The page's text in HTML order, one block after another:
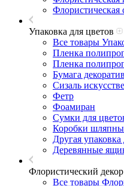
Флористическая
Упаковка для цветов
Все товары
Пленка
Пленка
Бумага
Сизаль
Фетр
Фоамиран
Сумки для
Коробки
Другая
Деревянные
Флористический декор
Все товары